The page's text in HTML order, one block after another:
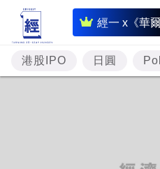
經一 x《華
即
時
財
經
港股IPO 日圓